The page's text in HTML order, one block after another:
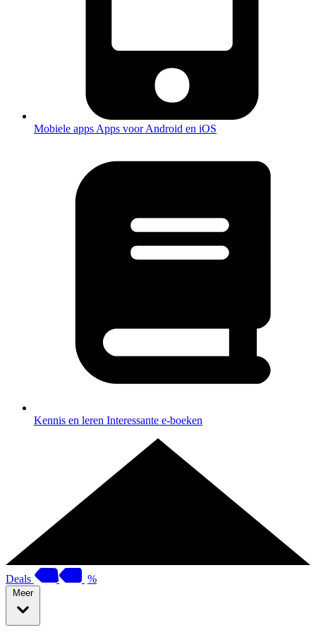
Mobiele apps Apps voor Android en iOS
Kennis en leren Interessante e-boeken
Deals %
Meer